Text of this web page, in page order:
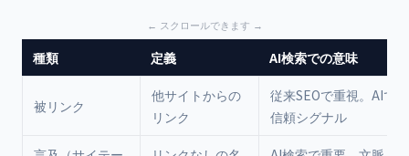
種類 定義 AI検索での意味
被リンク
他サイトからの
リンク
従来SEOで重視。AIで
信頼シグナル